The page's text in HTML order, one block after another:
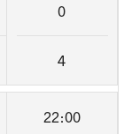
0
4
22:00